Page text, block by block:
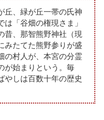
丘、緑が丘一帯の氏神
「谷畑の権現さま」
昔、那智熊野神社（現
みたてた熊野参りが盛
の村人が、本宮の分霊
が始まりという。毎
やしは百数十年の歴史